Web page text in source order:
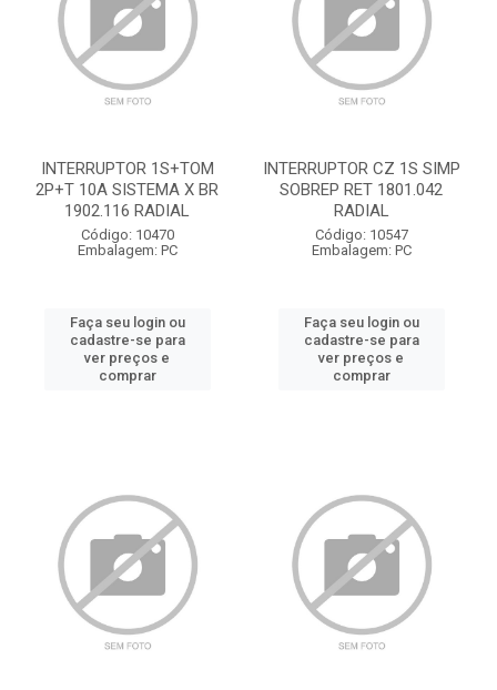
INTERRUPTOR 1S+TOM
2P+T 10A SISTEMA X BR
1902.116 RADIAL
Código: 10470
Embalagem: PC
Faça seu login ou
cadastre-se para
ver preços e
comprar
INTERRUPTOR CZ 1S SIMP
SOBREP RET 1801.042
RADIAL
Código: 10547
Embalagem: PC
Faça seu login ou
cadastre-se para
ver preços e
comprar